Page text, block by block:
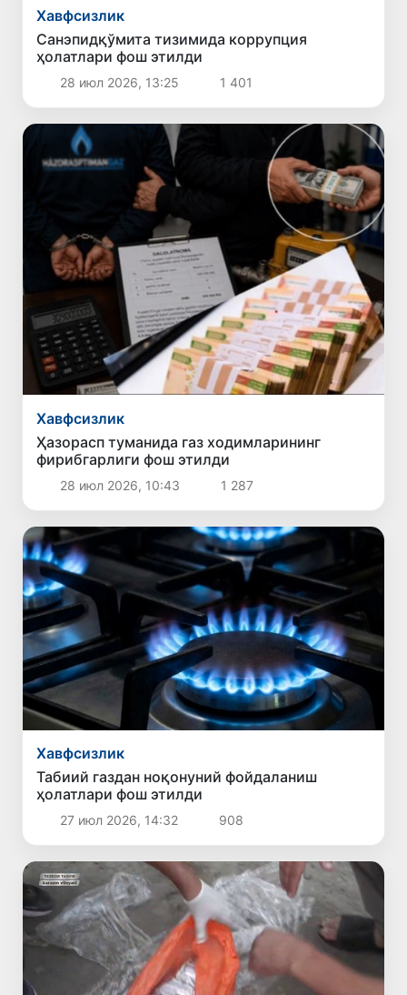
Хавфсизлик
Санэпидқўмита тизимида коррупция
ҳолатлари фош этилди
28 июл 2026, 13:25 1 401
Хавфсизлик
Ҳазорасп туманида газ ходимларининг
фирибгарлиги фош этилди
28 июл 2026, 10:43 1 287
Хавфсизлик
Табиий газдан ноқонуний фойдаланиш
ҳолатлари фош этилди
27 июл 2026, 14:32 908